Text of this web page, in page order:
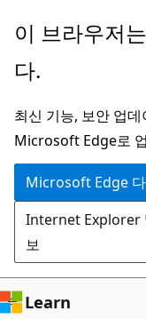
주
콘
츠
로
건
너
뛰
기
페
지
탐
색
으
로
건
너
뛰
기
이 브라우저
다.
최신 기능, 보안 업
Microsoft Edge로
Microsoft Edge
Internet Explorer
보
Learn